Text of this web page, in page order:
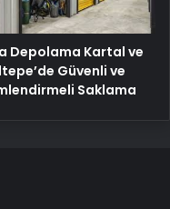
Depolama Kartal ve
Güvenli ve
Saklama